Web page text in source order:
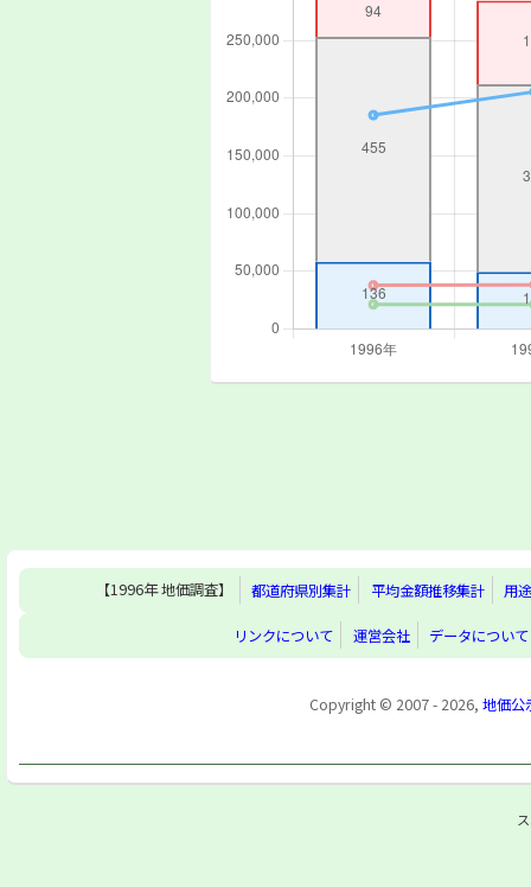
【1996年 地価調査】 都道府県別集計 平均金額推移集計 用
リンクについて 運営会社 データについて
Copyright © 2007 - 2026, 地価公